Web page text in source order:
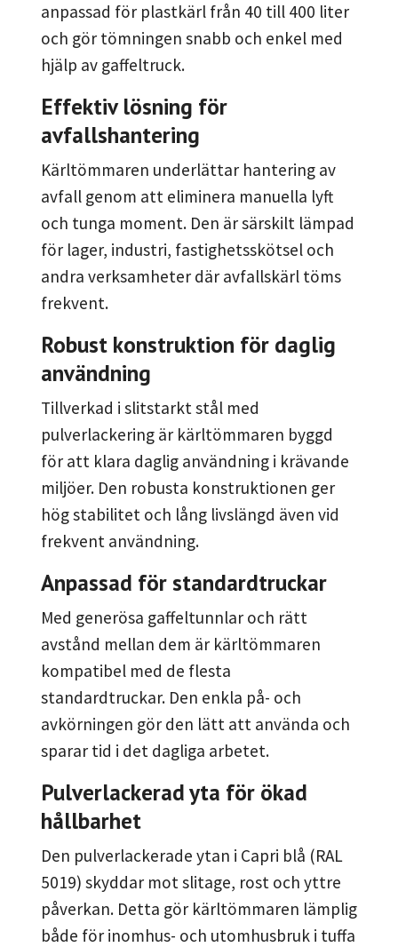
anpassad för plastkärl från 40 till 400 liter
och gör tömningen snabb och enkel med
hjälp av gaffeltruck.
Effektiv lösning för
avfallshantering
Kärltömmaren underlättar hantering av
avfall genom att eliminera manuella lyft
och tunga moment. Den är särskilt lämpad
för lager, industri, fastighetsskötsel och
andra verksamheter där avfallskärl töms
frekvent.
Robust konstruktion för daglig
användning
Tillverkad i slitstarkt stål med
pulverlackering är kärltömmaren byggd
för att klara daglig användning i krävande
miljöer. Den robusta konstruktionen ger
hög stabilitet och lång livslängd även vid
frekvent användning.
Anpassad för standardtruckar
Med generösa gaffeltunnlar och rätt
avstånd mellan dem är kärltömmaren
kompatibel med de flesta
standardtruckar. Den enkla på- och
avkörningen gör den lätt att använda och
sparar tid i det dagliga arbetet.
Pulverlackerad yta för ökad
hållbarhet
Den pulverlackerade ytan i Capri blå (RAL
5019) skyddar mot slitage, rost och yttre
påverkan. Detta gör kärltömmaren lämplig
både för inomhus- och utomhusbruk i tuffa